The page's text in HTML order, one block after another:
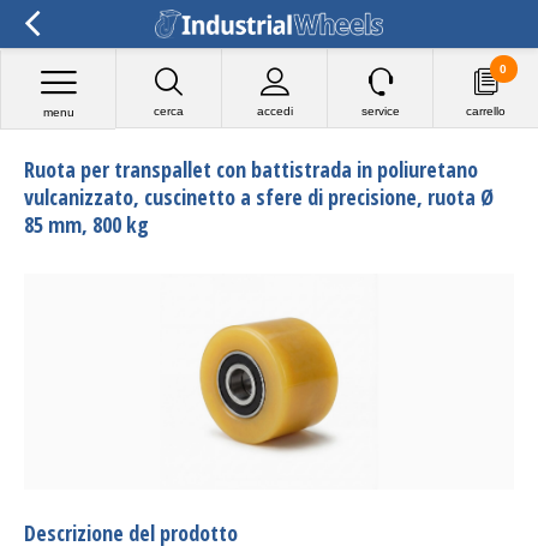
cerca accedi
menu service carrello
0
Ruota per transpallet con battistrada in poliuretano
vulcanizzato, cuscinetto a sfere di precisione, ruota Ø
85 mm, 800 kg
Descrizione del prodotto